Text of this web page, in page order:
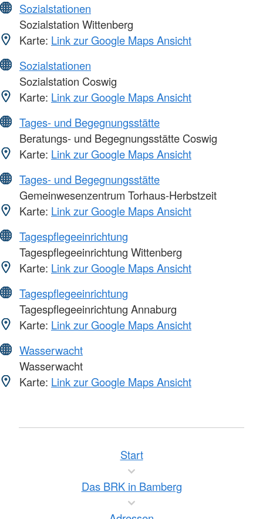
Sozialstationen
Sozialstation Wittenberg
Karte: Link zur Google Maps Ansicht
Sozialstationen
Sozialstation Coswig
Karte: Link zur Google Maps Ansicht
Tages- und Begegnungsstätte
Beratungs- und Begegnungsstätte Coswig
Karte: Link zur Google Maps Ansicht
Tages- und Begegnungsstätte
Gemeinwesenzentrum Torhaus-Herbstzeit
Karte: Link zur Google Maps Ansicht
Tagespflegeeinrichtung
Tagespflegeeinrichtung Wittenberg
Karte: Link zur Google Maps Ansicht
Tagespflegeeinrichtung
Tagespflegeeinrichtung Annaburg
Karte: Link zur Google Maps Ansicht
Wasserwacht
Wasserwacht
Karte: Link zur Google Maps Ansicht
Start
Das BRK in Bamberg